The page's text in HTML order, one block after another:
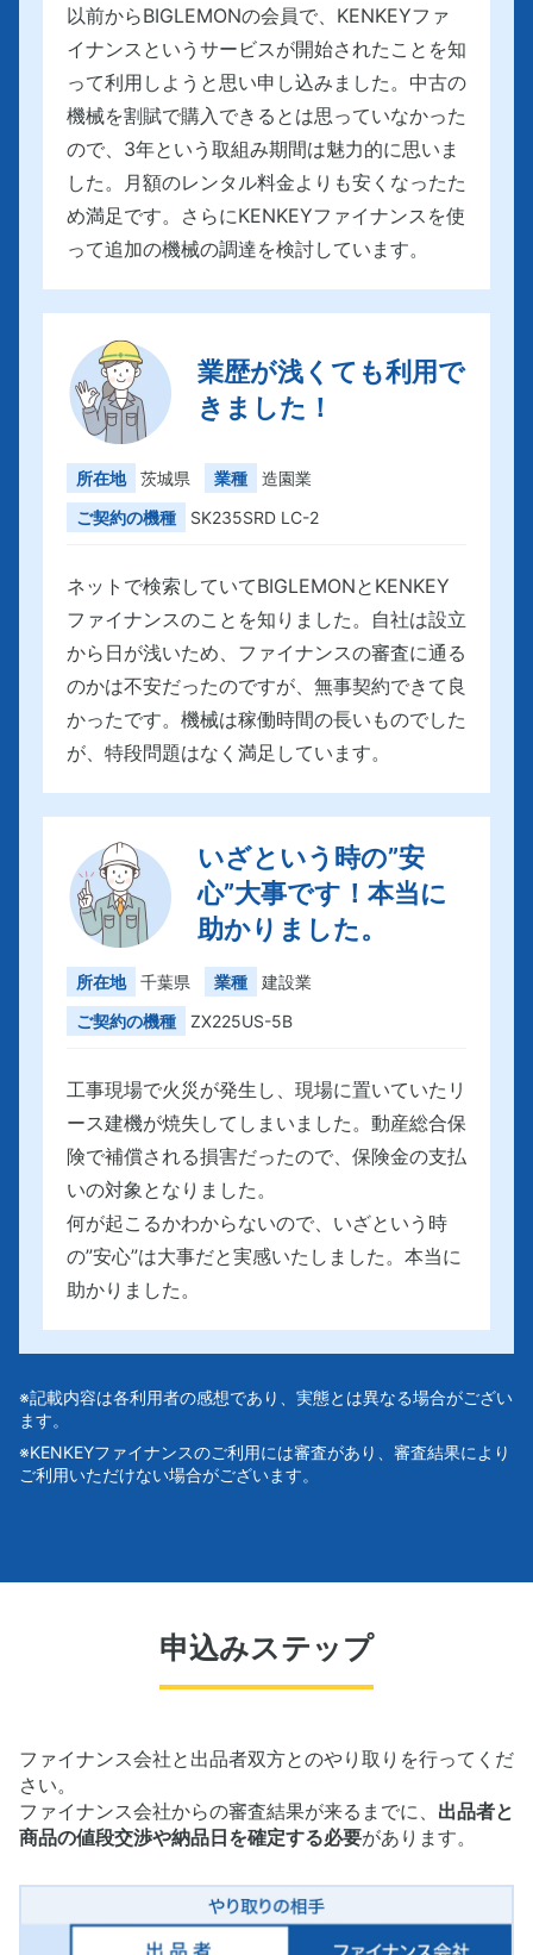
以前からBIGLEMONの会員で、KENKEYファ
イナンスというサービスが開始されたことを知
って利用しようと思い申し込みました。中古の
機械を割賦で購入できるとは思っていなかった
ので、3年という取組み期間は魅力的に思いま
した。月額のレンタル料金よりも安くなったた
め満足です。さらにKENKEYファイナンスを使
って追加の機械の調達を検討しています。
業歴が浅くても利用で
きました！
所在地 茨城県 業種
造園業
ご契約の機種
SK235SRD LC-2
ネットで検索していてBIGLEMONとKENKEY
ファイナンスのことを知りました。自社は設立
から日が浅いため、ファイナンスの審査に通る
のかは不安だったのですが、無事契約できて良
かったです。機械は稼働時間の長いものでした
が、特段問題はなく満足しています。
いざという時の”安
心”大事です！本当に
助かりました。
所在地 千葉県 業種
建設業
ご契約の機種
ZX225US-5B
工事現場で火災が発生し、現場に置いていたリ
ース建機が焼失してしまいました。動産総合保
険で補償される損害だったので、保険金の支払
いの対象となりました。
何が起こるかわからないので、いざという時
の”安心”は大事だと実感いたしました。本当に
助かりました。
※記載内容は各利用者の感想であり、実態とは異なる場合がござい
ます。
※KENKEYファイナンスのご利用には審査があり、審査結果により
ご利用いただけない場合がございます。
申込みステップ
ファイナンス会社と出品者双方とのやり取りを行ってくだ
さい。
ファイナンス会社からの審査結果が来るまでに、 出品者と
商品の値段交渉や納品日を確定する必要があります。